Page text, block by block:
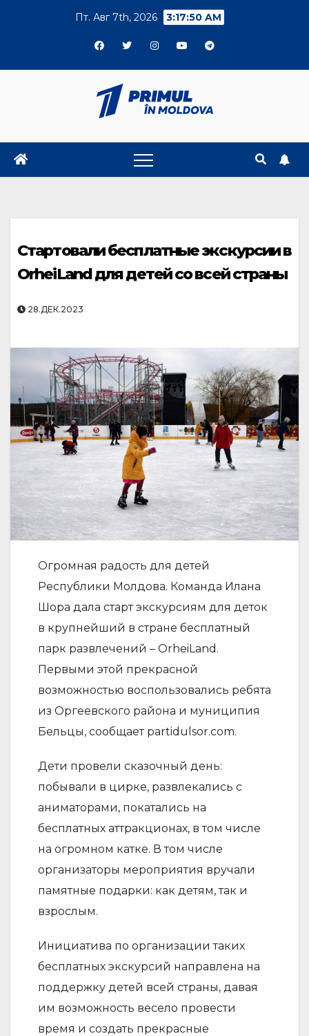
Пт. Авг 7th, 2026 3:17:51 AM
Стартовали бесплатные экскурсии в
OrheiLand для детей со всей страны
28.ДЕК.2023
Огромная радость для детей
Республики Молдова. Команда Илана
Шора дала старт экскурсиям для деток
в крупнейший в стране бесплатный
парк развлечений – OrheiLand.
Первыми этой прекрасной
возможностью воспользовались ребята
из Оргеевского района и муниципия
Бельцы, сообщает partidulsor.com.
Дети провели сказочный день:
побывали в цирке, развлекались с
аниматорами, покатались на
бесплатных аттракционах, в том числе
на огромном катке. В том числе
организаторы мероприятия вручали
памятные подарки: как детям, так и
взрослым.
Инициатива по организации таких
бесплатных экскурсий направлена на
поддержку детей всей страны, давая
им возможность весело провести
время и создать прекрасные